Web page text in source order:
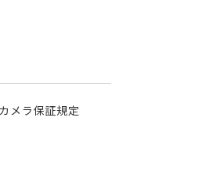
メラ保証規定